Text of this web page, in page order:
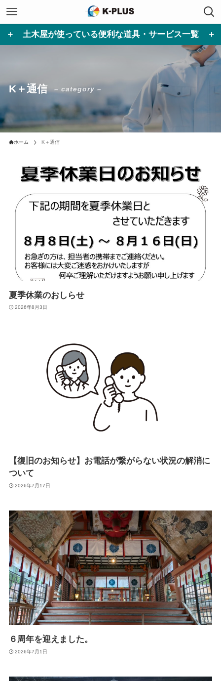
＋ 土木屋が使っている便利な道具・サービス一覧 ＋
K＋通信 – category –
ホーム K＋通信
夏季休業のおしらせ
2026年8月3日
【復旧のお知らせ】お電話が繋がらない状況の解消に
ついて
2026年7月17日
６周年を迎えました。
2026年7月1日